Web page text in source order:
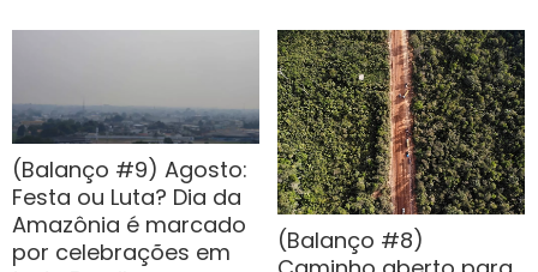
(Balanço #9) Agosto:
Festa ou Luta? Dia da
Amazônia é marcado
por celebrações em
(Balanço #8)